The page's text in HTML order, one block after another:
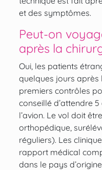
et des symptômes.
Peut-on
après la
Oui, les patients
quelques jours après
premiers contrôles
conseillé d’attendre
l’avion. Le vol doit
orthopédique,
réguliers). Les
rapport médical
dans le pays